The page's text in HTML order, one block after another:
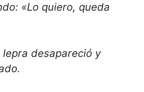
«Lo quiero, queda
lepra desapareció y